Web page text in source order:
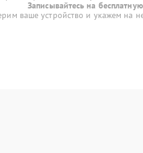
Записывайтесь на
ваше устройство и укажем на